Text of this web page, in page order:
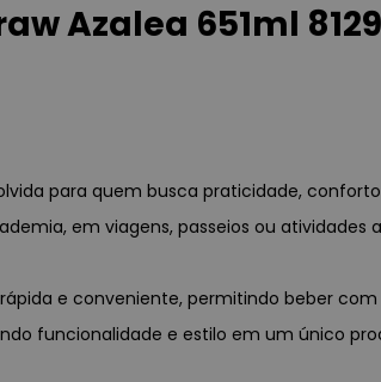
Azalea 651ml
para quem busca praticidade,
em viagens, passeios ou atividades
e conveniente, permitindo beber
funcionalidade e estilo em um único